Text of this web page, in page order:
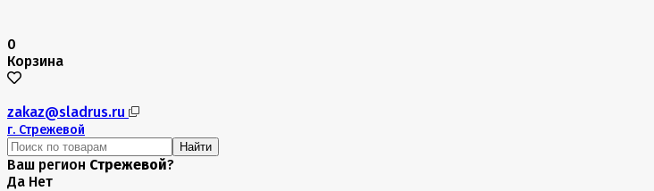
0
Корзина
zakaz@sladrus.ru
г. Стрежевой
Найти
Ваш регион Стрежевой?
Да Нет